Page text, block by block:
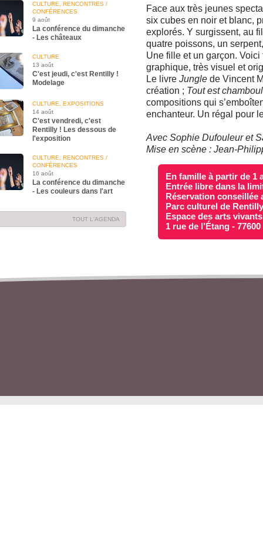
CULTURE, RENCONTRES /
CONFÉRENCES
9 août
La conférence du dimanche
- Les châteaux
CULTURE
13 août
C'est jeudi, c'est Rentilly !
Modelage
CULTURE, EXPOSITIONS
14 août
C'est vendredi, c'est
Rentilly ! Les dessous de
l'exposition
CULTURE, RENCONTRES /
CONFÉRENCES
16 août
La conférence du dimanche
- Les couleurs dans l'art
TOUT L'AGENDA
Face aux très jeunes
six cubes en noir et blanc,
explorés. Y surgissent, au
quatre poissons, un
Une fille et un garçon.
graphique, très visuel et
Le livre Jungle de Vincent
création ; Tout est
compositions qui
enchanteur. Un régal pour
Avec Sophie Dufouleur et
Mise en scène : Jean-
En famille à partir de 1
Entrée libre dans la
Réservation conseillée
Parc culturel de
Espace des arts vivants
1 rue de l’Étang -